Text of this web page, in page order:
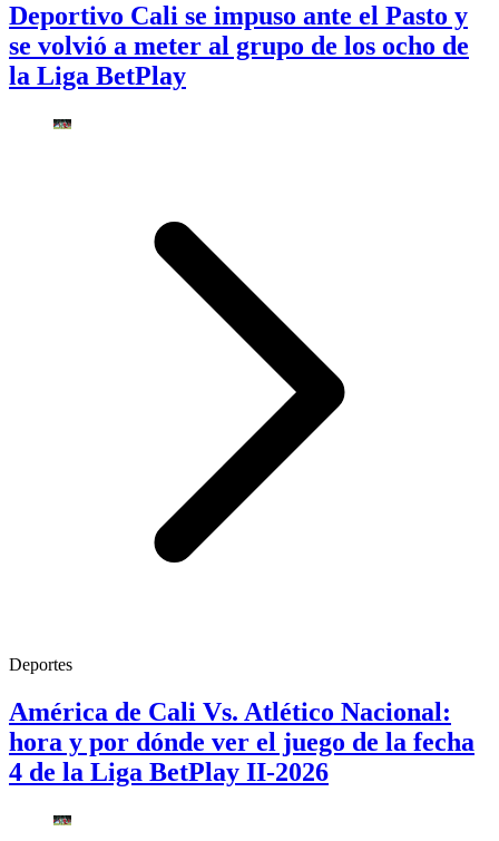
Deportivo Cali se impuso ante el Pasto y
se volvió a meter al grupo de los ocho de
la Liga BetPlay
Deportes
América de Cali Vs. Atlético Nacional:
hora y por dónde ver el juego de la fecha
4 de la Liga BetPlay II-2026